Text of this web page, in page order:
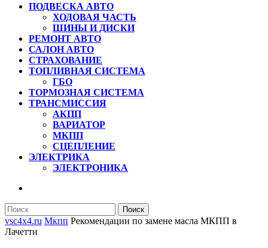
ПОДВЕСКА АВТО
ХОДОВАЯ ЧАСТЬ
ШИНЫ И ДИСКИ
РЕМОНТ АВТО
САЛОН АВТО
СТРАХОВАНИЕ
ТОПЛИВНАЯ СИСТЕМА
ГБО
ТОРМОЗНАЯ СИСТЕМА
ТРАНСМИССИЯ
АКПП
ВАРИАТОР
МКПП
СЦЕПЛЕНИЕ
ЭЛЕКТРИКА
ЭЛЕКТРОНИКА
КНОПКА
Найти:
vsc4x4.ru Мкпп Рекомендации по замене масла МКПП в
Лачетти